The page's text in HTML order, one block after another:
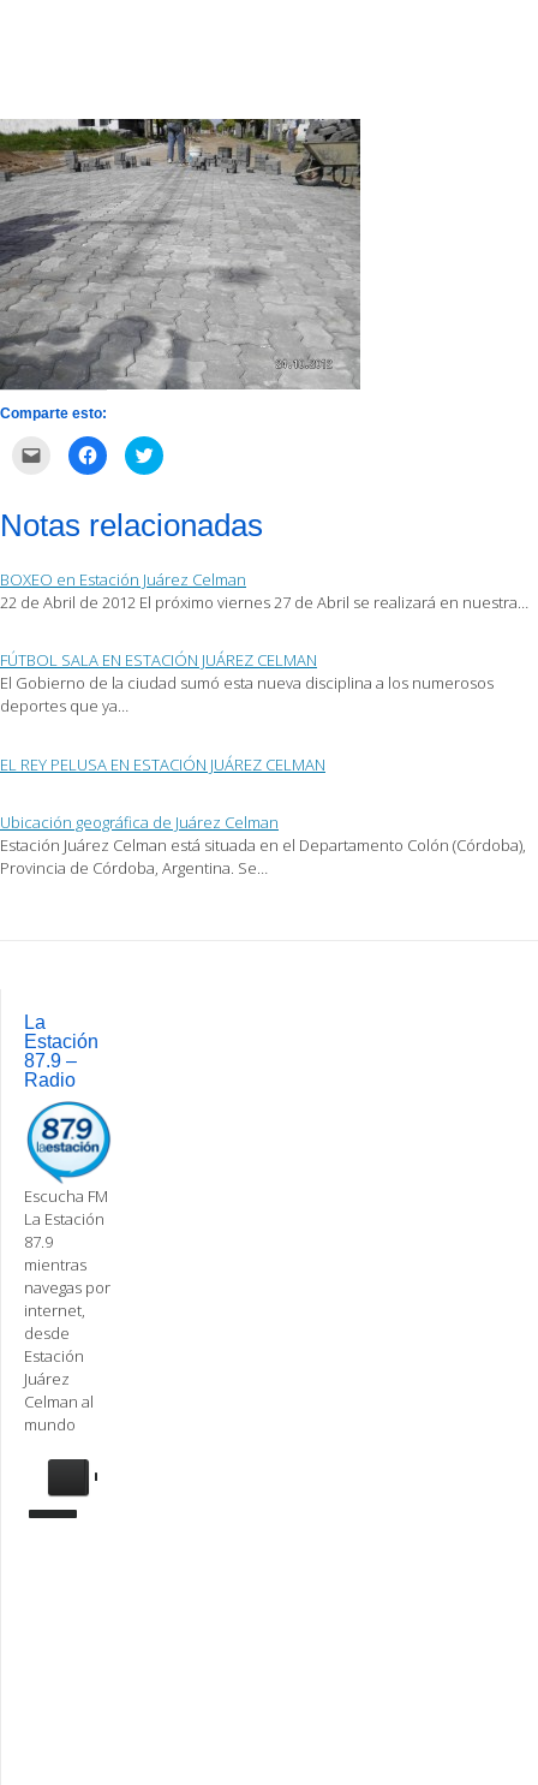
Comparte esto:
correo
electrónico
amigo
(Se
abre
ventana
nueva)
Haz
clic
Facebook
(Se
una
ventana
nueva)
Haz
clic
en
Twitter
(Se
una
ventana
nueva)
Notas relacionadas
BOXEO en Estación Juárez Celman
22 de Abril de 2012 El próximo viernes 27 de Abril se realizará en nuestra…
FÚTBOL SALA EN ESTACIÓN JUÁREZ CELMAN
El Gobierno de la ciudad sumó esta nueva disciplina a los numerosos
deportes que ya…
EL REY PELUSA EN ESTACIÓN JUÁREZ CELMAN
Ubicación geográfica de Juárez Celman
Estación Juárez Celman está situada en el Departamento Colón (Córdoba),
Provincia de Córdoba, Argentina. Se…
navigation
La
Estación
87.9 –
Radio
Escucha FM
La Estación
87.9
mientras
navegas por
internet,
desde
Estación
Juárez
Celman al
mundo